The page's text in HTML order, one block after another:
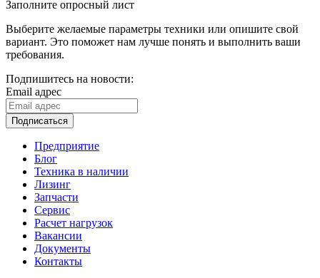
Заполните опросный лист
Выберите желаемые параметры техники или опишите свой
вариант. Это поможет нам лучше понять и выполнить ваши
требования.
Подпишитесь на новости:
Email адрес
Подписаться
Предприятие
Блог
Техника в наличии
Лизинг
Запчасти
Сервис
Расчет нагрузок
Вакансии
Документы
Контакты